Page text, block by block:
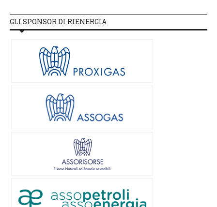
GLI SPONSOR DI RIENERGIA